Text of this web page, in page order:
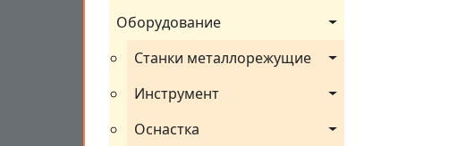
Оборудование
Станки металлорежущие
Инструмент
Оснастка